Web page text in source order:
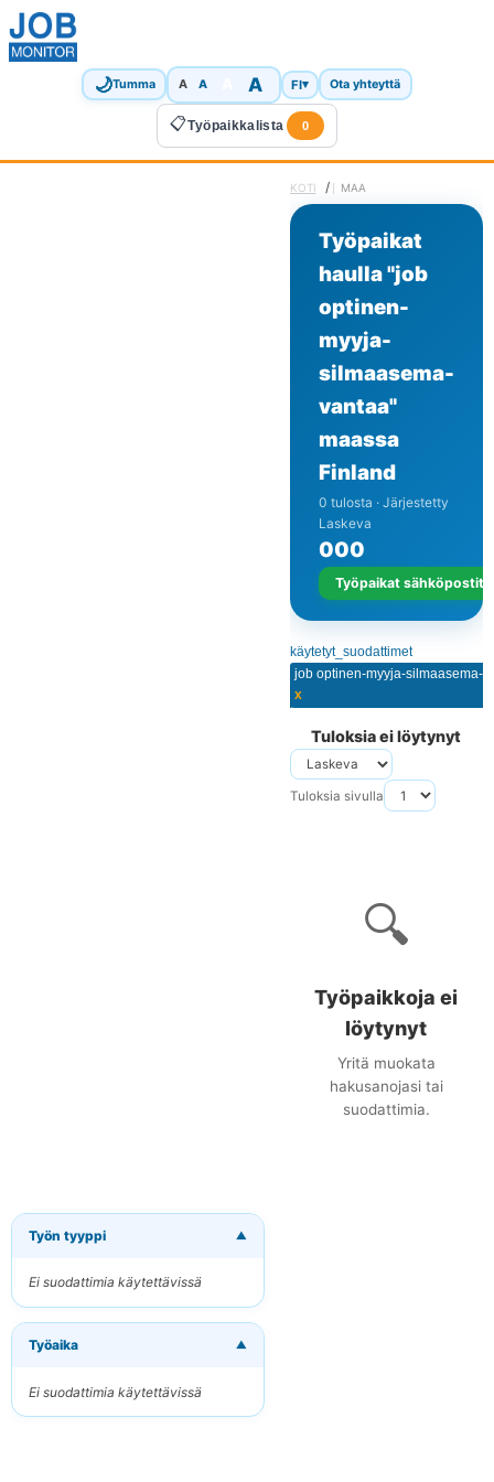
🌙Tumma A A A FI▾ Ota yhteyttä
📋Työpaikkalista 0
KOTI / MAA
Työpaikat
haulla "job
optinen-
myyja-
silmaasema-
vantaa"
maassa
Finland
0 tulosta · Järjestetty
Laskeva
000
Työpaikat
käytetyt_suodattimet
job optinen-myyja-silmaasema-
x
Tuloksia ei löytynyt
Tuloksia sivulla
🔍
Työpaikkoja ei
löytynyt
Yritä muokata
hakusanojasi tai
suodattimia.
Työn tyyppi ▼
Ei suodattimia käytettävissä
Työaika ▼
Ei suodattimia käytettävissä